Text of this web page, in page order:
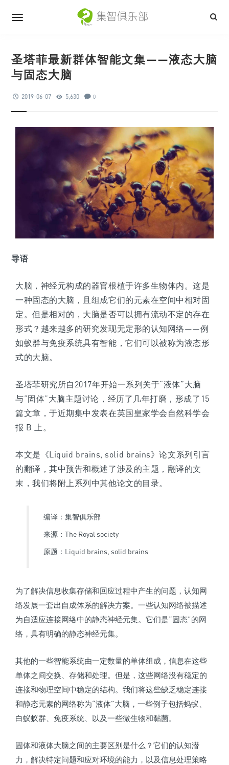
圣塔菲最新群体智能文集——液态大脑
与固态大脑
2019-06-07 5,630 0
导语
大脑，神经元构成的器官根植于许多生物体内。这是
一种固态的大脑，且组成它们的元素在空间中相对固
定。但是相对的，大脑是否可以拥有流动不定的存在
形式？越来越多的研究发现无定形的认知网络——例
如蚁群与免疫系统具有智能，它们可以被称为液态形
式的大脑。
圣塔菲研究所自2017年开始一系列关于“液体”大脑
与“固体”大脑主题讨论，经历了几年打磨，形成了15
篇文章，于近期集中发表在英国皇家学会自然科学会
报 B 上。
本文是 《Liquid brains, solid brains》论文系列引言
的翻译，其中预告和概述了涉及的主题，翻译的文
末，我们将附上系列中其他论文的目录。
编译：集智俱乐部
来源：The Royal society
原题：Liquid brains, solid brains
为了解决信息收集存储和回应过程中产生的问题，认知网
络发展一套出自成体系的解决方案。一些认知网络被描述
为自适应连接网络中的静态神经元集。它们是“固态”的网
络，具有明确的静态神经元集。
其他的一些智能系统由一定数量的单体组成，信息在这些
单体之间交换、存储和处理。但是，这些网络没有稳定的
连接和物理空间中稳定的结构。我们将这些缺乏稳定连接
和静态元素的网络称为“液体”大脑，一些例子包括蚂蚁、
白蚁蚁群、免疫系统、以及一些微生物和黏菌。
固体和液体大脑之间的主要区别是什么？它们的认知潜
力，解决特定问题和应对环境的能力，以及信息处理策略